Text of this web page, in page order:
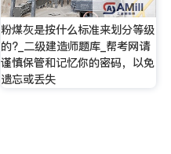
粉煤灰是按什么标准来划分等级
的?_二级建造师题库_帮考网请
谨慎保管和记忆你的密码，以免
遗忘或丢失